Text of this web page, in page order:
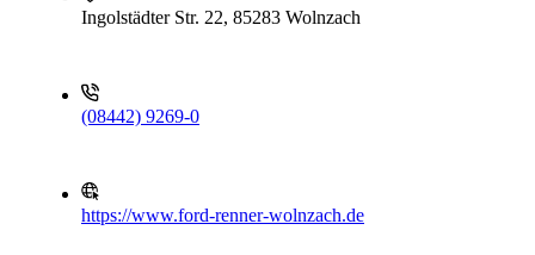
Ingolstädter Str. 22, 85283 Wolnzach
(08442) 9269-0
https://www.ford-renner-wolnzach.de